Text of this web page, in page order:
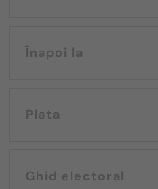
Înapoi la
Plata
Ghid electoral